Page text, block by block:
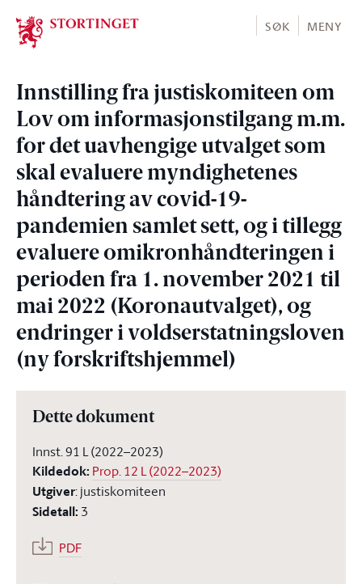
Stortinget.no
SØK MENY
Innstilling fra justiskomiteen om
Lov om informasjonstilgang m.m.
for det uavhengige utvalget som
skal evaluere myndighetenes
håndtering av covid-19-
pandemien samlet sett, og i tillegg
evaluere omikronhåndteringen i
perioden fra 1. november 2021 til
mai 2022 (Koronautvalget), og
endringer i voldserstatningsloven
(ny forskriftshjemmel)
Dette dokument
Innst. 91 L (2022–2023)
Kildedok: Prop. 12 L (2022–2023)
Utgiver:justiskomiteen
Sidetall: 3
PDF